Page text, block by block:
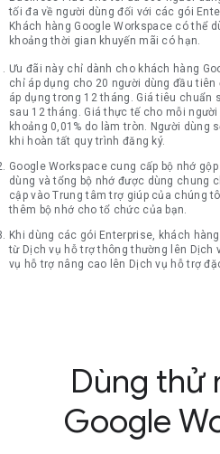
tối đa về người dùng đối với các gói
Khách hàng Google Workspace có thể
khoảng thời gian khuyến mãi có hạn.
Ưu đãi này chỉ dành cho khách hàng
chỉ áp dụng cho 20 người dùng đầu
áp dụng trong 12 tháng. Giá tiêu chuẩn
sau 12 tháng. Giá thực tế cho mỗi
khoảng 0,01% do làm tròn. Người dùng
khi hoàn tất quy trình đăng ký.
Google Workspace cung cấp bộ nhớ
dùng và tổng bộ nhớ được dùng chung
cập vào Trung tâm trợ giúp của chúng
thêm bộ nhớ cho tổ chức của bạn.
Khi dùng các gói Enterprise, khách
từ Dịch vụ hỗ trợ thông thường lên Dịch
vụ hỗ trợ nâng cao lên Dịch vụ hỗ trợ
Dùng thử
Google